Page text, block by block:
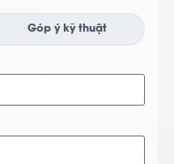
Góp ý kỹ thuật